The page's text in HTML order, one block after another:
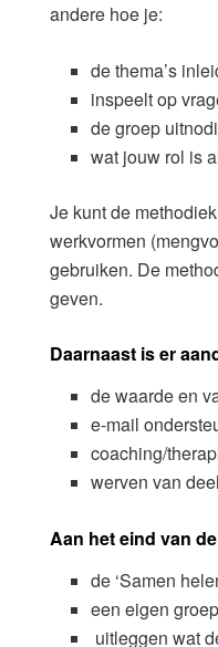
andere hoe je:
de thema’s
inspeelt op
de groep
wat jouw rol is
Je kunt de
werkvormen
gebruiken. De
geven.
Daarnaast is er
de waarde en
e-mail
coaching/
werven van
Aan het eind van
de ‘Samen
een eigen
uitleggen wat